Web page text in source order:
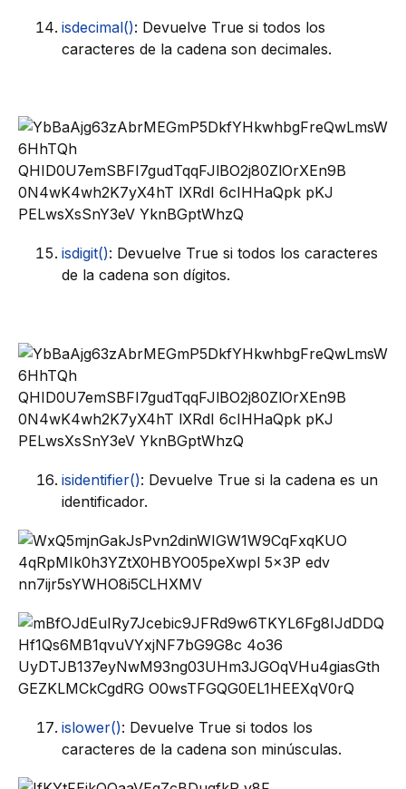
isdecimal(): Devuelve True si todos los
caracteres de la cadena son decimales.
isdigit(): Devuelve True si todos los caracteres
de la cadena son dígitos.
isidentifier(): Devuelve True si la cadena es un
identificador.
islower(): Devuelve True si todos los
caracteres de la cadena son minúsculas.